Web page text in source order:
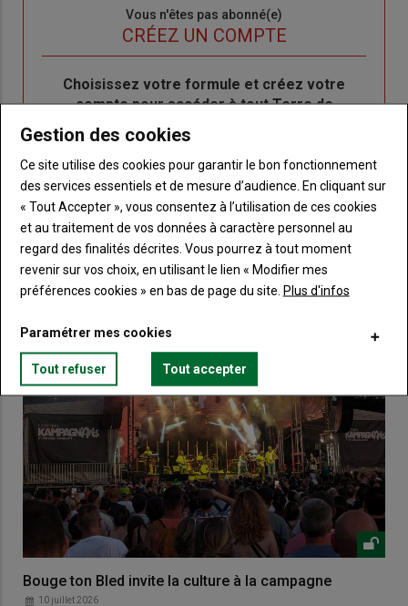
Vous n'êtes pas abonné(e)
CRÉEZ UN COMPTE
BodyChoisissez votre formule et créez votre
compte pour accéder à tout Terre de
Lien Créez un compte
VOUS AIMEREZ AUSSI
Bouge ton Bled invite la culture à la campagne
10 juillet 2026
Gestion des cookies
Ce site utilise des cookies pour garantir le bon fonctionnement
des services essentiels et de mesure d’audience. En cliquant sur
« Tout Accepter », vous consentez à l’utilisation de ces cookies
et au traitement de vos données à caractère personnel au
regard des finalités décrites. Vous pourrez à tout moment
revenir sur vos choix, en utilisant le lien « Modifier mes
préférences cookies » en bas de page du site. Plus d'infos
Paramétrer mes cookies
Tout refuser Tout accepter